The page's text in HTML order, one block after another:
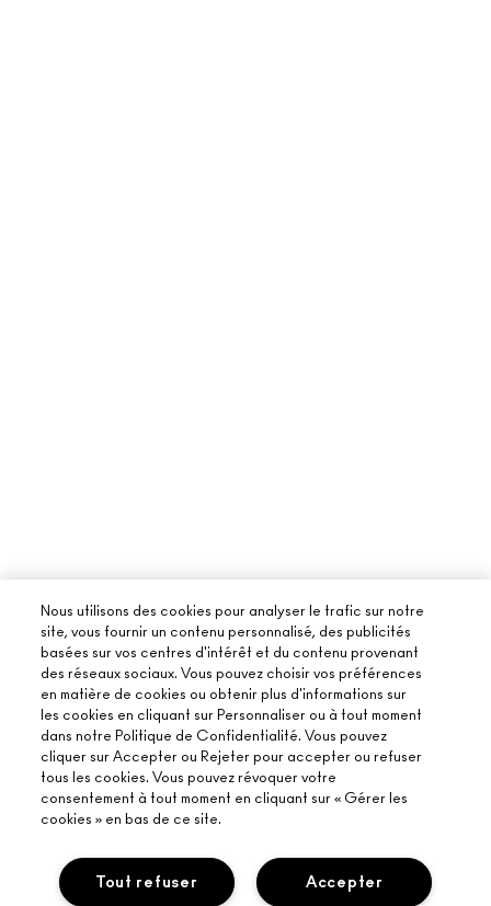
Nous utilisons des cookies pour analyser le trafic sur notre
site, vous fournir un contenu personnalisé, des publicités
basées sur vos centres d'intérêt et du contenu provenant
des réseaux sociaux. Vous pouvez choisir vos préférences
en matière de cookies ou obtenir plus d'informations sur
les cookies en cliquant sur Personnaliser ou à tout moment
dans notre Politique de Confidentialité. Vous pouvez
cliquer sur Accepter ou Rejeter pour accepter ou refuser
tous les cookies. Vous pouvez révoquer votre
consentement à tout moment en cliquant sur « Gérer les
cookies » en bas de ce site.
Accepter
Tout refuser